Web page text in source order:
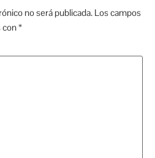
no será publicada. Los campos
con*